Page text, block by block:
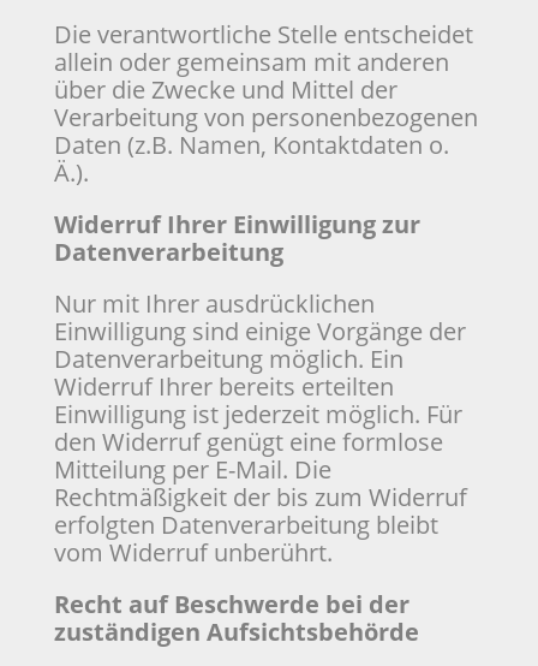
Die verantwortliche Stelle entscheidet
allein oder gemeinsam mit anderen
über die Zwecke und Mittel der
Verarbeitung von personenbezogenen
Daten (z.B. Namen, Kontaktdaten o.
Ä.).
Widerruf Ihrer Einwilligung zur
Datenverarbeitung
Nur mit Ihrer ausdrücklichen
Einwilligung sind einige Vorgänge der
Datenverarbeitung möglich. Ein
Widerruf Ihrer bereits erteilten
Einwilligung ist jederzeit möglich. Für
den Widerruf genügt eine formlose
Mitteilung per E-Mail. Die
Rechtmäßigkeit der bis zum Widerruf
erfolgten Datenverarbeitung bleibt
vom Widerruf unberührt.
Recht auf Beschwerde bei der
zuständigen Aufsichtsbehörde